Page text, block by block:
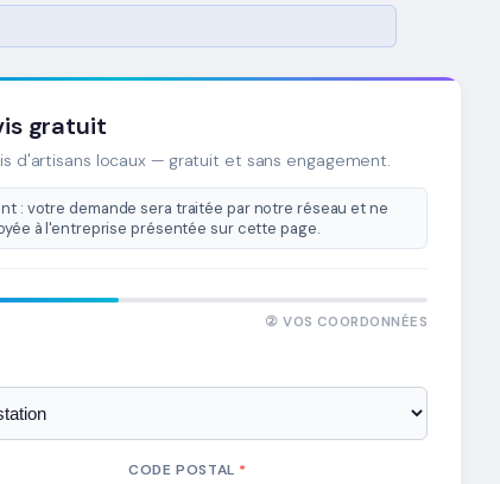
gratuit
d'artisans locaux — gratuit et sans engagement.
: votre demande sera traitée par notre réseau et ne
à l'entreprise présentée sur cette page.
② VOS COORDONNÉES
CODE POSTAL *